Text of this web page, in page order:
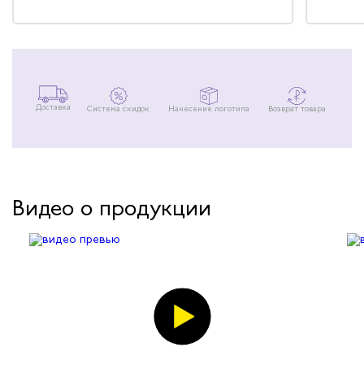
Доставка Система скидок Нанесение логотипа Возврат товара
Видео о продукции